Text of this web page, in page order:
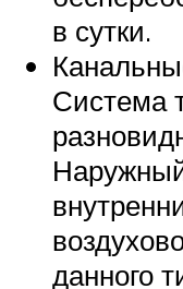
в сутки.
Система
данного